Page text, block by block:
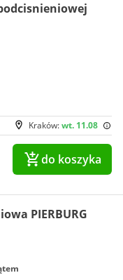
Kraków:wt. 11.08
do koszyka
PIERBURG